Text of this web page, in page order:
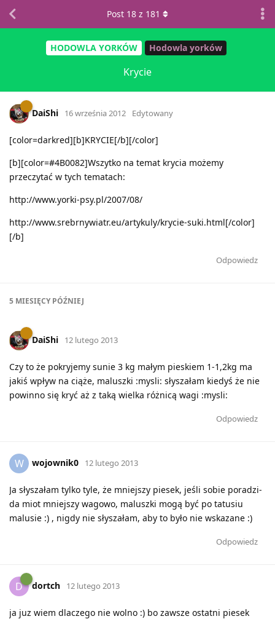
HODOWLA YORKÓW Hodowla yorków
Krycie
Post 18 z 181
DaiShi 16 września 2012 Edytowany
[color=darkred][b]KRYCIE[/b][/color]
[b][color=#4B0082]Wszytko na temat krycia możemy
przeczytać w tych tematach:
http://www.yorki-psy.pl/2007/08/
http://www.srebrnywiatr.eu/artykuly/krycie-suki.html[/color]
[/b]
Odpowiedz
5 MIESIĘCYPÓŹNIEJ
DaiShi 12 lutego 2013
Czy to że pokryjemy sunie 3 kg małym pieskiem 1-1,2kg ma
jakiś wpływ na ciąże, maluszki :mysli: słyszałam kiedyś że nie
powinno się kryć aż z taką wielka różnicą wagi :mysli:
Odpowiedz
W wojownik0 12 lutego 2013
Ja słyszałam tylko tyle, że mniejszy piesek, jeśli sobie poradzi-
da miot mniejszy wagowo, maluszki mogą być po tatusiu
malusie :) , nigdy nie słyszałam, aby to było nie wskazane :)
Odpowiedz
D dortch 12 lutego 2013
ja juz wiem dlaczego nie wolno :) bo zawsze ostatni piesek